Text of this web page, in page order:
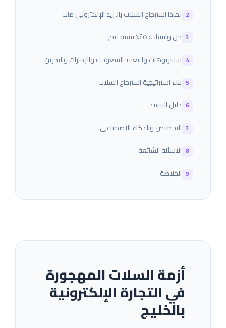
لماذا استرجاع السلات بالبريد الإلكتروني مات
حل واتساب: ٤٥٪ نسبة فتح
سيناريوهات واقعية: السعودية والإمارات والبحرين
بناء استراتيجية استرجاع السلات
دليل التنفيذ
التخصيص والذكاء الاصطناعي
الأسئلة الشائعة
الخلاصة
أزمة السلات المهجورة
في التجارة الإلكترونية
بالخليج